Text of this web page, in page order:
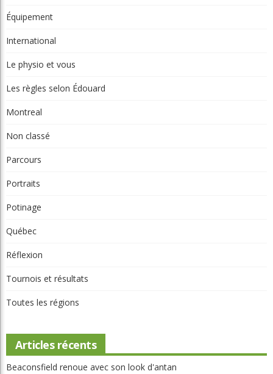
Équipement
International
Le physio et vous
Les règles selon Édouard
Montreal
Non classé
Parcours
Portraits
Potinage
Québec
Réflexion
Tournois et résultats
Toutes les régions
Articles récents
Beaconsfield renoue avec son look d'antan